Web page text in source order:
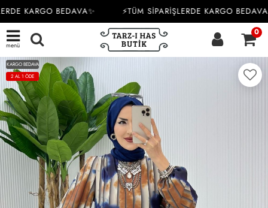
KARGO BEDAVA✨ ⚡TÜM SİPARİŞLERDE KARGO
menü
0
KARGO BEDAVA
2 AL 1 ÖDE